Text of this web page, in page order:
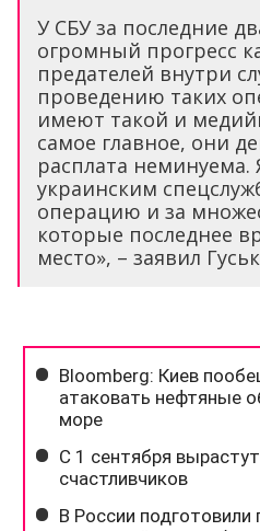
У СБУ за последние
огромный прогресс
предателей внутри
проведению таких
имеют такой и
самое главное, они
расплата
украинским
операцию и за
которые последнее
место», – заявил